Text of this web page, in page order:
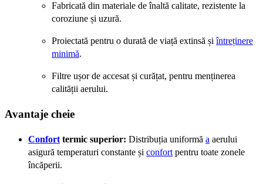
Fabricată din materiale de înaltă calitate, rezistente la
coroziune și uzură.
Proiectată pentru o durată de viață extinsă șiîntreținere
minimă.
Filtre ușor de accesat și curățat, pentru menținerea
calității aerului.
Avantaje cheie
Confort termic superior: Distribuția uniformă a aerului
asigură temperaturi constante și confort pentru toate zonele
încăperii.